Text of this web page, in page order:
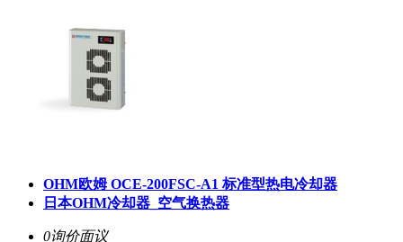
OHM欧姆 OCE-200FSC-A1 标准型热电冷却器
日本OHM冷却器_空气换热器
0询价面议